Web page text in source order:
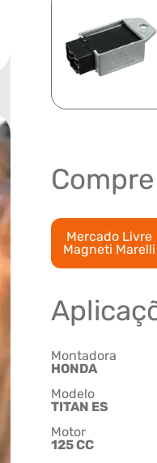
Mercado Livre
Magneti Marelli
Montadora
HONDA
Modelo
TITAN ES
Motor
125 CC